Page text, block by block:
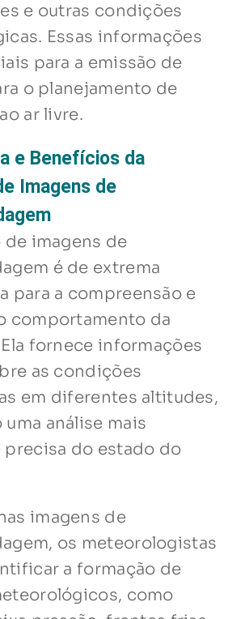
e outras condições
Essas informações
para a emissão de
o planejamento de
ar livre.
e Benefícios da
Imagens de
de imagens de
é de extrema
para a compreensão e
comportamento da
fornece informações
as condições
em diferentes altitudes,
análise mais
precisa do estado do
imagens de
os meteorologistas
a formação de
como